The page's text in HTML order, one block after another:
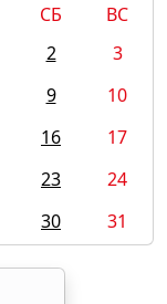
СБ
ВС
2
3
9
10
16
17
23
24
30 31